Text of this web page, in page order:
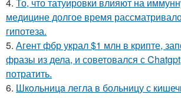
4. То, что татуировки влияют на
медицине долгое время
гипотеза.
5. Агент фбр украл $1 млн в крипте,
фразы из дела, и советовался с
потратить.
6. Шкoльницa легла в больницу с